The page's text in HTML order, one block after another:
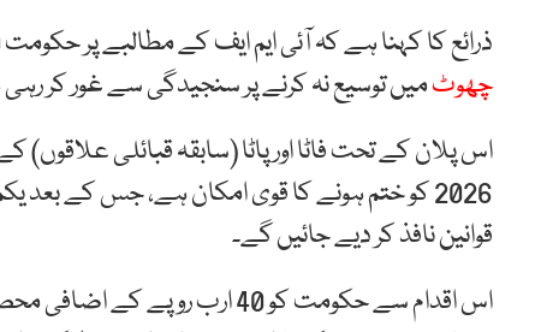
ذرائع کا کہنا ہے کہ آئی ایم ایف کے مطالبے پر حکومت 30 جون 2026 کے بعد مختلف شعبوں کو حاصل
چھوٹمیں توسیع نہ کرنے پر سنجیدگی سے غور کر
قوانین نافذ کر دیے جائیں گے۔
اس اقدام سے حکومت کو 40 ارب روپے کے اضافی محصولات حاصل ہونے کا